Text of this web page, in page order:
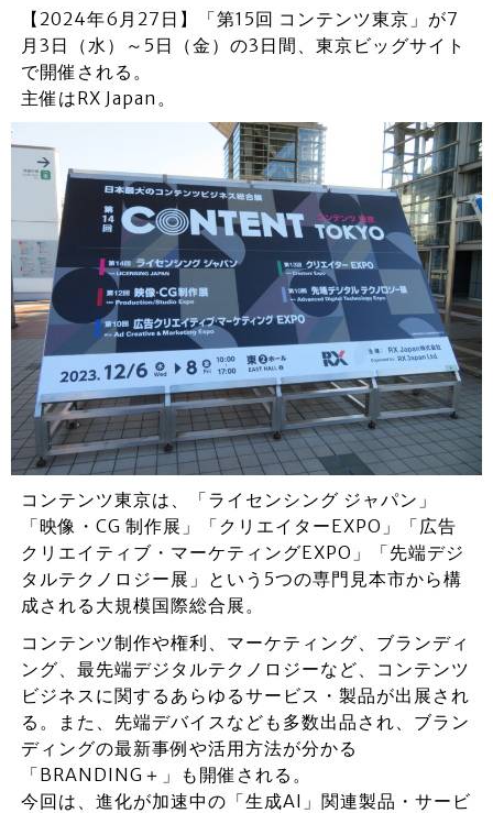
【2024年6月27日】「第15回 コンテンツ東京」が7
月3日（水）～5日（金）の3日間、東京ビッグサイト
で開催される。
主催はRX Japan。
コンテンツ東京は、「ライセンシング ジャパン」
「映像・CG 制作展」「クリエイターEXPO」「広告
クリエイティブ・マーケティングEXPO」「先端デジ
タルテクノロジー展」という5つの専門見本市から構
成される大規模国際総合展。
コンテンツ制作や権利、マーケティング、ブランディ
ング、最先端デジタルテクノロジーなど、コンテンツ
ビジネスに関するあらゆるサービス・製品が出展され
る。また、先端デバイスなども多数出品され、ブラン
ディングの最新事例や活用方法が分かる
「BRANDING＋」も開催される。
今回は、進化が加速中の「生成AI」関連製品・サービ